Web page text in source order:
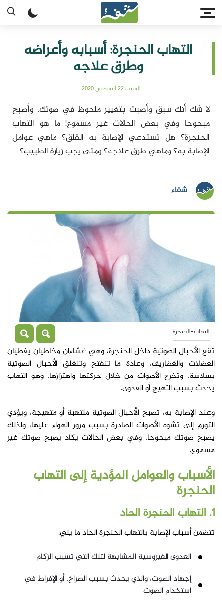
التهاب الحنجرة: أسبابه وأعراضه
وطرق علاجه
السبت 22 أغسطس 2020
لا شك أنك سبق وأصبت بتغيير ملحوظ في صوتك، وأصبح
مبحوحا وفي بعض الحالات غير مسموع! ما هو التهاب
الحنجرة؟ هل تستدعي الإصابة به القلق؟ ماهي عوامل
الإصابة به؟ وماهي طرق علاجه؟ ومتى يجب زيارة الطبيب؟
شفاء
التهاب-الحنجرة
تقع الأحبال الصوتية داخل الحنجرة، وهي غشاءان مخاطيان يغطيان
العضلات والغضاريف، وعادة ما تنفتح وتنغلق الأحبال الصوتية
بسلاسة، وتخرِج الأصوات من خلال حركتها واهتزازها، وهو التهاب
يحدث بسبب التهيج أو العدوى.
وعند الإصابة به، تصبح الأحبال الصوتية ملتهبة أو متهيجة، ويؤدي
التورم إلى تشوه الأصوات الصادرة بسبب مرور الهواء عليها، ولذلك
يصبح صوتك مبحوحا، وفي بعض الحالات يكاد يصبح صوتك غير
مسموع.
الأسباب والعوامل المؤدية إلى التهاب
الحنجرة
1. التهاب الحنجرة الحاد
تتضمن أسباب الإصابة بالتهاب الحنجرة الحاد ما يلي:
العدوى الفيروسية المشابهة لتلك التي تسبب الزكام
إجهاد الصوت، والذي يحدث بسبب الصراخ، أو الإفراط في
استخدام الصوت